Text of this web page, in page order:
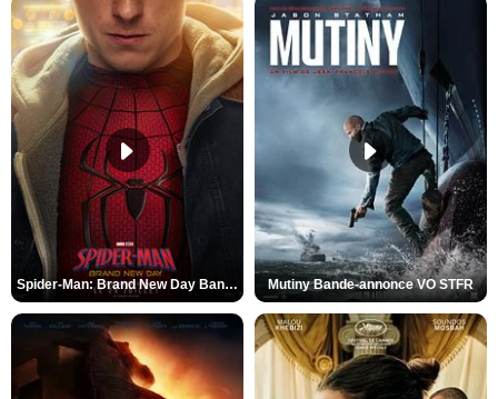
Spider-Man: Brand New Day Bande-annonce VO STFR Mutiny Bande-annonce VO STFR